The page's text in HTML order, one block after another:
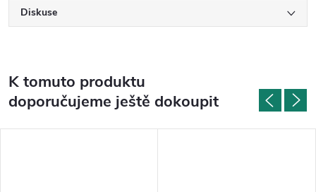
Diskuse
K tomuto produktu
doporučujeme ještě dokoupit